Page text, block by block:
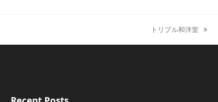
next
post:
トリプル和洋室